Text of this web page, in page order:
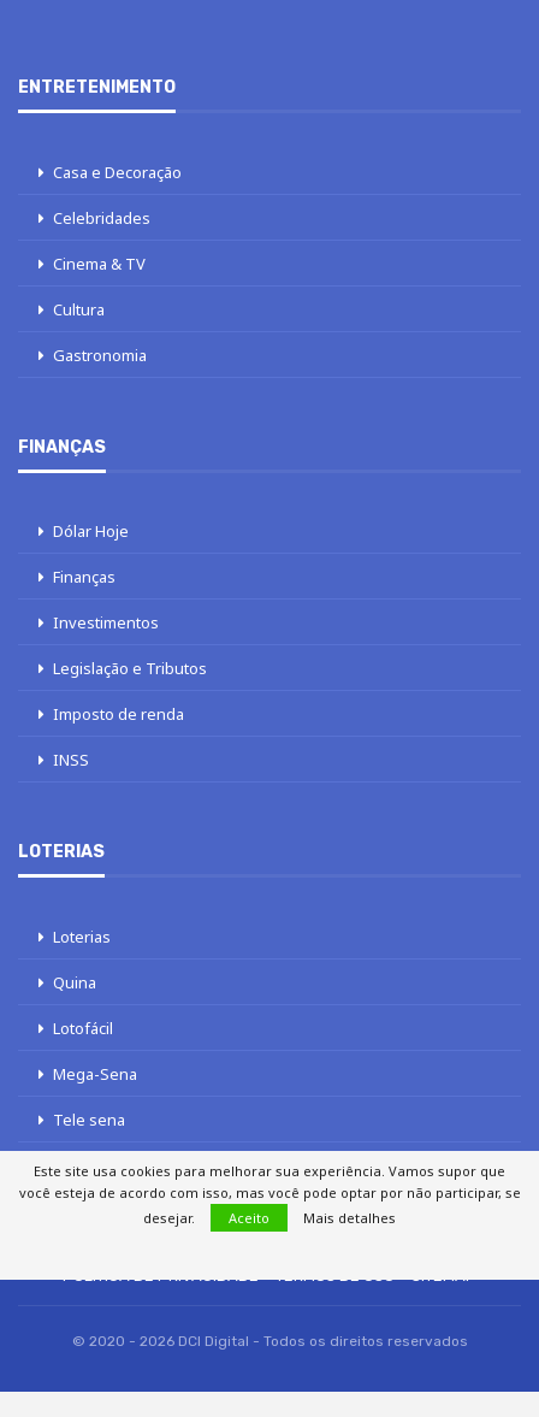
ENTRETENIMENTO
Casa e Decoração
Celebridades
Cinema & TV
Cultura
Gastronomia
FINANÇAS
Dólar Hoje
Finanças
Investimentos
Legislação e Tributos
Imposto de renda
INSS
LOTERIAS
Loterias
Quina
Lotofácil
Mega-Sena
Tele sena
© 2020 - 2026 DCI Digital - Todos os direitos reservados
Este site usa cookies para melhorar sua experiência. Vamos supor que
você esteja de acordo com isso, mas você pode optar por não participar, se
desejar.
Aceito Mais detalhes